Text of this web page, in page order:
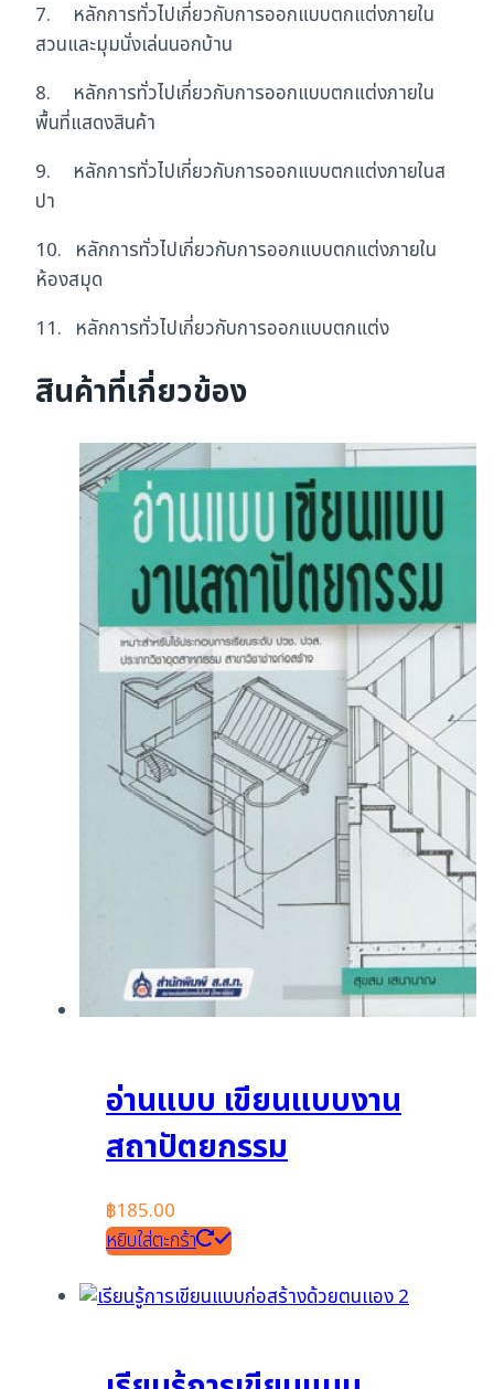
7. หลักการทั่วไปเกี่ยวกับการออกแบบตกแต่งภายใน
สวนและมุมนั่งเล่นนอกบ้าน
8. หลักการทั่วไปเกี่ยวกับการออกแบบตกแต่งภายใน
พื้นที่แสดงสินค้า
9. หลักการทั่วไปเกี่ยวกับการออกแบบตกแต่งภายในส
ปา
10. หลักการทั่วไปเกี่ยวกับการออกแบบตกแต่งภายใน
ห้องสมุด
11. หลักการทั่วไปเกี่ยวกับการออกแบบตกแต่ง
สินค้าที่เกี่ยวข้อง
อ่านแบบ เขียนแบบงาน
สถาปัตยกรรม
฿185.00
หยิบใส่ตะกร้า